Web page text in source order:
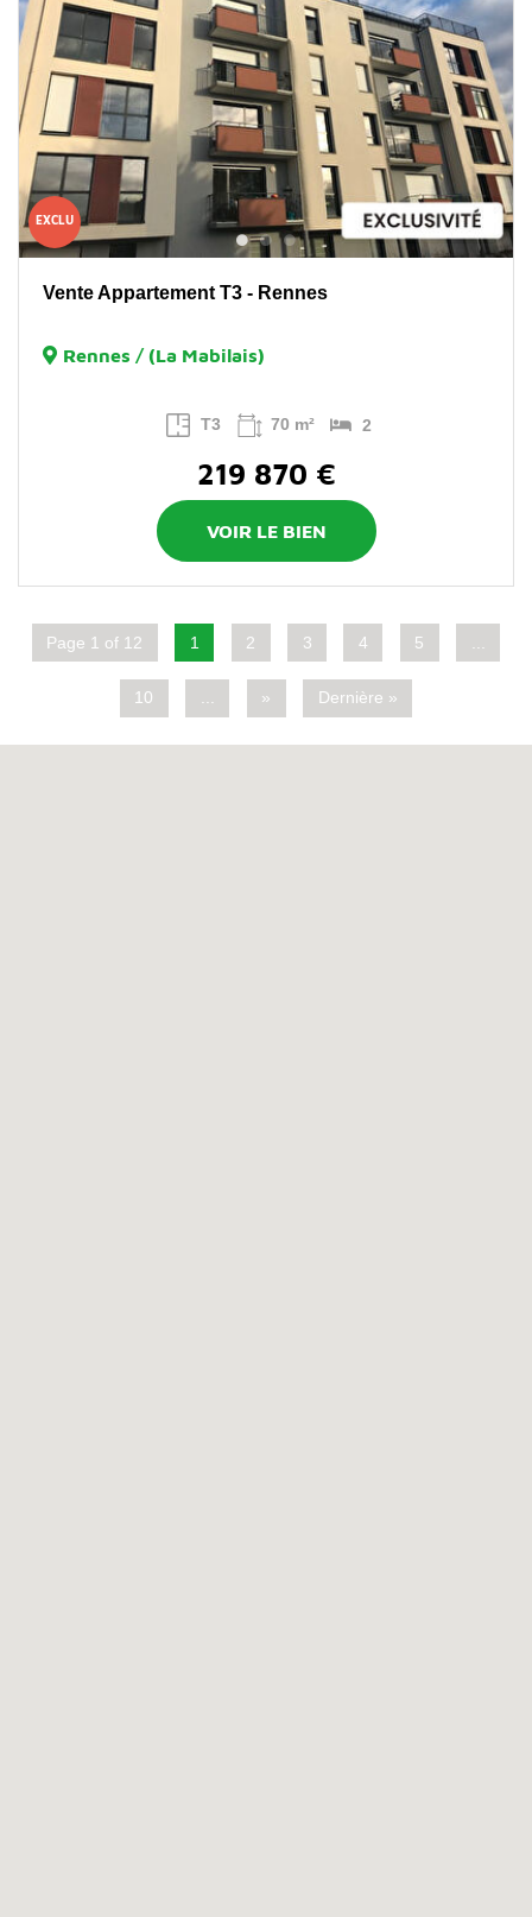
EXCLU
Vente Appartement T3 - Rennes
Rennes / (La Mabilais)
T3 70 m² 2
219 870 €
VOIR LE BIEN
Page 1 of 12 1 2 3 4 5
10 ... » Dernière »